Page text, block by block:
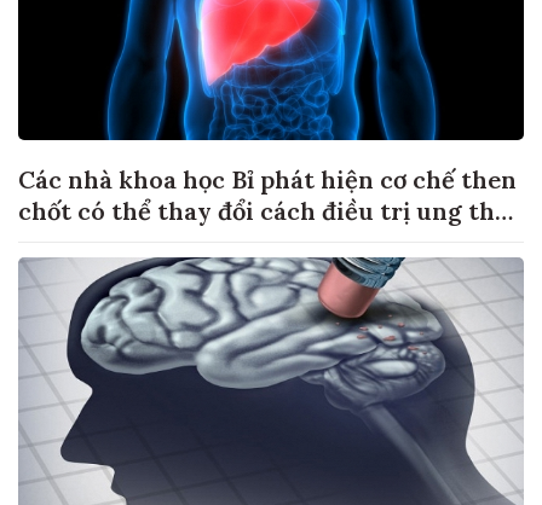
Các nhà khoa học Bỉ phát hiện cơ chế then
chốt có thể thay đổi cách điều trị ung thư